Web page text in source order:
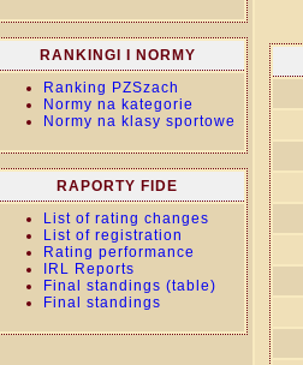
RANKINGI I NORMY
Ranking PZSzach
Normy na kategorie
Normy na klasy sportowe
RAPORTY FIDE
List of rating changes
List of registration
Rating performance
IRL Reports
Final standings (table)
Final standings